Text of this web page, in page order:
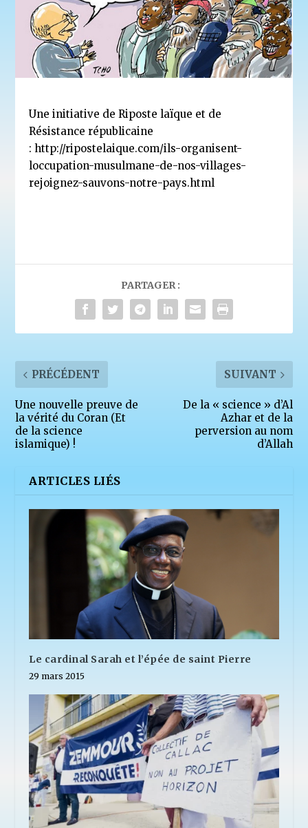
Une initiative de Riposte laïque et de
Résistance républicaine
:http://ripostelaique.com/ils-organisent-
loccupation-musulmane-de-nos-villages-
rejoignez-sauvons-notre-pays.html
PARTAGER :
PRÉCÉDENT
Une nouvelle preuve de
la vérité du Coran (Et
de la science
islamique) !
SUIVANT
De la « science » d’Al
Azhar et de la
perversion au nom
d’Allah
ARTICLES LIÉS
Le cardinal Sarah et l’épée de saint Pierre
29 mars 2015